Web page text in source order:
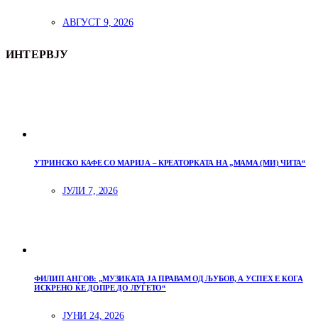
АВГУСТ 9, 2026
ИНТЕРВЈУ
УТРИНСКО КАФЕ СО МАРИЈА – КРЕАТОРКАТА НА „МАМА (МИ) ЧИТА“
ЈУЛИ 7, 2026
ФИЛИП АНГОВ: „МУЗИКАТА ЈА ПРАВАМ ОД ЉУБОВ, А УСПЕХ Е КОГА
ИСКРЕНО ЌЕ ДОПРЕ ДО ЛУЃЕТО“
ЈУНИ 24, 2026